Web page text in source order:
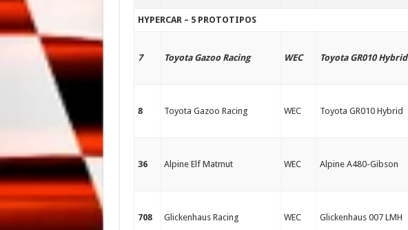
HYPERCAR – 5 PROTOTIPOS
7 Toyota Gazoo Racing WEC Toyota GR010 Hybrid
8 Toyota Gazoo Racing WEC Toyota GR010 Hybrid
36 Alpine Elf Matmut WEC Alpine A480-Gibson
708 Glickenhaus Racing WEC Glickenhaus 007 LMH